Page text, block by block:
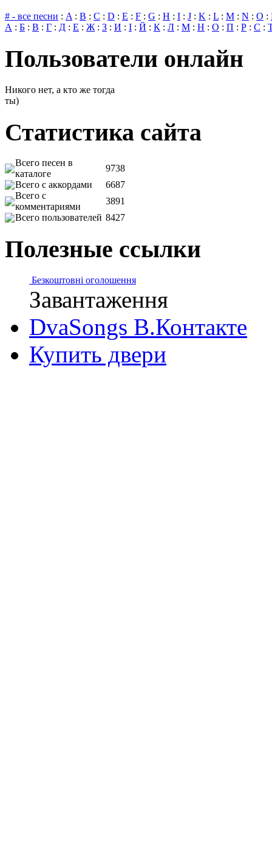
# - все песни : A : B : C : D : E : F : G : H : I : J : K : L : M : N : O :
А : Б : В : Г : Д : Е : Ж : З : И : І : Й : К : Л : М : Н : О : П : Р : С :
Пользователи онлайн
Никого нет, а кто же тогда
ты)
Статистика сайта
Всего песен в
каталоге
9738
Всего с аккордами
6687
Всего с
комментариями
3891
Всего пользователей 8427
Полезные ссылки
Безкоштовні оголошення
Завантаження
DvaSongs В.Контакте
Купить двери